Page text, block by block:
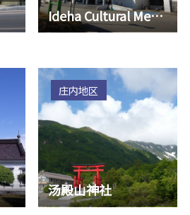
Ideha Cultural Memorial Hall
汤殿山神社
庄内地区